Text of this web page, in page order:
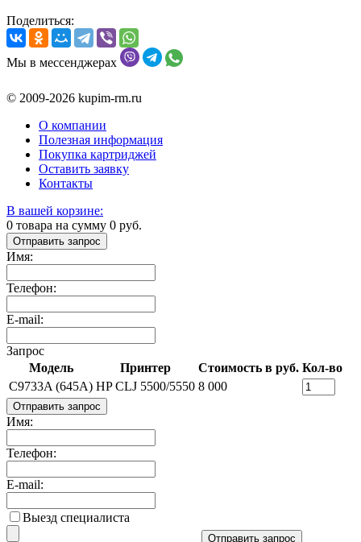
Поделиться:
Мы в мессенджерах
© 2009-2026 kupim-rm.ru
О компании
Полезная информация
Покупка картриджей
Оставить заявку
Контакты
В вашей корзине:
0 товара на сумму 0 руб.
Отправить запрос
Имя:
Телефон:
E-mail:
Запрос
Модель
Принтер Стоимость в руб. Кол-во
C9733A (645A) HP CLJ 5500/5550 8 000
Отправить запрос
Имя:
Телефон:
E-mail:
Выезд специалиста
Отправить запрос